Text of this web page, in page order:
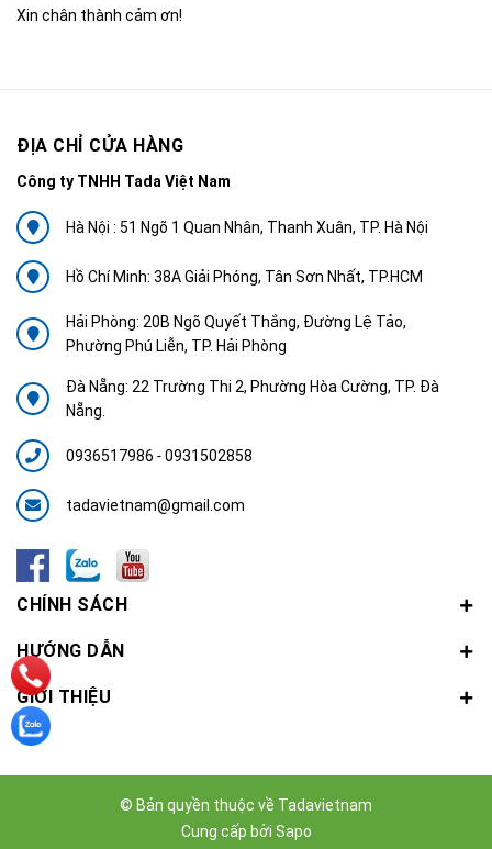
Xin chân thành cảm ơn!
ĐỊA CHỈ CỬA HÀNG
Công ty TNHH Tada Việt Nam
Hà Nội : 51 Ngõ 1 Quan Nhân, Thanh Xuân, TP. Hà Nội
Hồ Chí Minh: 38A Giải Phóng, Tân Sơn Nhất, TP.HCM
Hải Phòng: 20B Ngõ Quyết Thắng, Đường Lệ Tảo,
Phường Phú Liễn, TP. Hải Phòng
Đà Nẵng: 22 Trường Thi 2, Phường Hòa Cường, TP. Đà
Nẵng.
0936517986 -0931502858
tadavietnam@gmail.com
CHÍNH SÁCH
HƯỚNG DẪN
GIỚI THIỆU
© Bản quyền thuộc về Tadavietnam
Cung cấp bởi Sapo